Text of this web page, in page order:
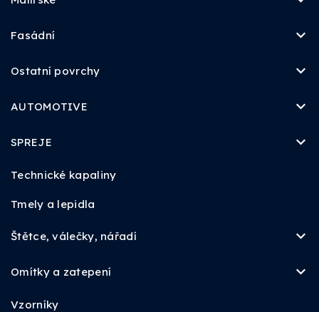
Fasádní
Ostatní povrchy
AUTOMOTIVE
SPREJE
Technické kapaliny
Tmely a lepidla
Štětce, válečky, nářadí
Omítky a zatepení
Vzorníky